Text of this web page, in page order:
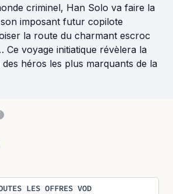
criminel, Han Solo va faire la
imposant futur copilote
la route du charmant escroc
Ce voyage initiatique révèlera la
des héros les plus marquants de la
LES OFFRES VOD